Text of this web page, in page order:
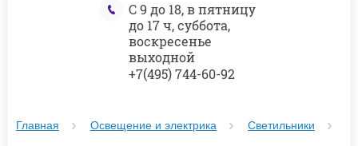
С 9 до 18, в пятницу
до 17 ч, суббота,
воскресенье
выходной
+7(495) 744-60-92
Главная Освещение и электрика Светильники